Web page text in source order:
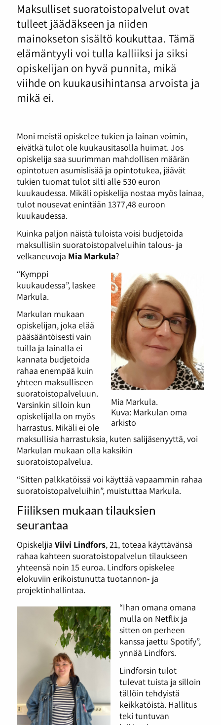
Maksulliset suoratoistopalvelut ovat
tulleet jäädäkseen ja niiden
mainokseton sisältö koukuttaa. Tämä
elämäntyyli voi tulla kalliiksi ja siksi
opiskelijan on hyvä punnita, mikä
viihde on kuukausihintansa arvoista ja
mikä ei.
Moni meistä opiskelee tukien ja lainan voimin,
eivätkä tulot ole kuukausitasolla huimat. Jos
opiskelija saa suurimman mahdollisen määrän
opintotuen asumislisää ja opintotukea, jäävät
tukien tuomat tulot silti alle 530 euron
kuukaudessa. Mikäli opiskelija nostaa myös lainaa,
tulot nousevat enintään 1377,48 euroon
kuukaudessa.
Kuinka paljon näistä tuloista voisi budjetoida
maksullisiin suoratoistopalveluihin talous- ja
velkaneuvoja Mia Markula?
Mia Markula.
Kuva: Markulan oma
arkisto
“Kymppi
kuukaudessa”, laskee
Markula.
Markulan mukaan
opiskelijan, joka elää
pääsääntöisesti vain
tuilla ja lainalla ei
kannata budjetoida
rahaa enempää kuin
yhteen maksulliseen
suoratoistopalveluun.
Varsinkin silloin kun
opiskelijalla on myös
harrastus. Mikäli ei ole
maksullisia harrastuksia, kuten salijäsenyyttä, voi
Markulan mukaan olla kaksikin
suoratoistopalvelua.
“Sitten palkkatöissä voi käyttää vapaammin rahaa
suoratoistopalveluihin”, muistuttaa Markula.
Fiiliksen mukaan tilauksien
seurantaa
Opiskeljia Viivi Lindfors, 21, toteaa käyttävänsä
rahaa kahteen suoratoistopalvelun tilaukseen
yhteensä noin 15 euroa. Lindfors opiskelee
elokuviin erikoistunutta tuotannon- ja
projektinhallintaa.
“Ihan omana omana
mulla on Netflix ja
sitten on perheen
kanssa jaettu Spotify”,
ynnää Lindfors.
Lindforsin tulot
tulevat tuista ja silloin
tällöin tehdyistä
keikkatöistä. Hallitus
teki tuntuvan